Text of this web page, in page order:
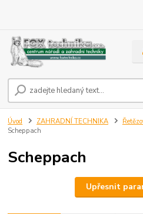
Úvod ZAHRADNÍ TECHNIKA
Scheppach
Scheppach
Upřesnit